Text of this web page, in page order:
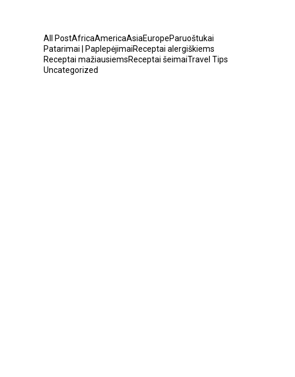
All PostAfricaAmericaAsiaEuropeParuoštukai
Patarimai | PaplepėjimaiReceptai alergiškiems
Receptai mažiausiemsReceptai šeimaiTravel Tips
Uncategorized